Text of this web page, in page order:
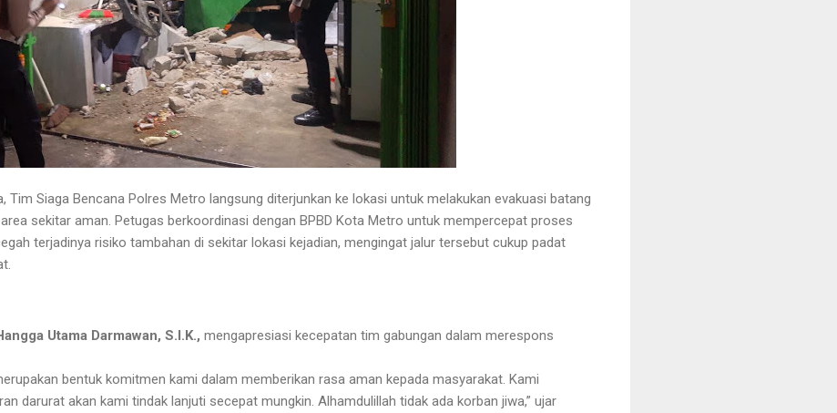
Tim Siaga Bencana Polres Metro langsung diterjunkan ke lokasi untuk melakukan evakuasi batang
sekitar aman. Petugas berkoordinasi dengan BPBD Kota Metro untuk mempercepat proses
terjadinya risiko tambahan di sekitar lokasi kejadian, mengingat jalur tersebut cukup padat
Utama Darmawan, S.I.K., mengapresiasi kecepatan tim gabungan dalam merespons
bentuk komitmen kami dalam memberikan rasa aman kepada masyarakat. Kami
darurat akan kami tindak lanjuti secepat mungkin. Alhamdulillah tidak ada korban jiwa,” ujar